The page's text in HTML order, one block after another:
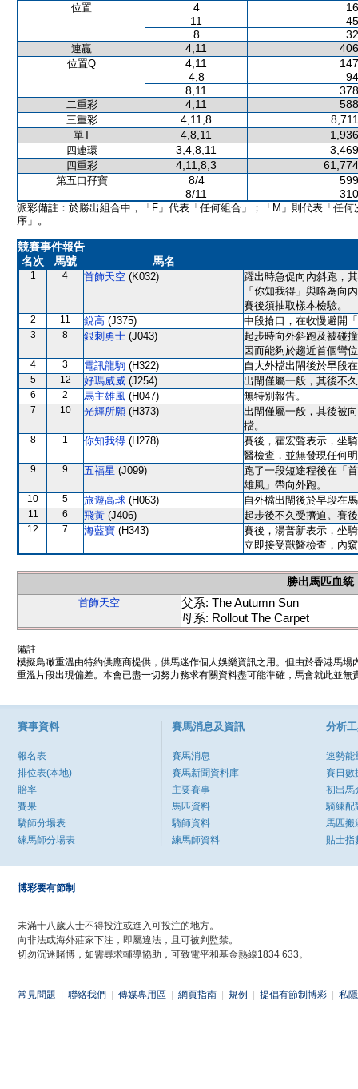
位置 4
11
8
連贏 4,11
位置Q 4,11
4,8
8,11
二重彩 4,11
三重彩 4,11,8
單T 4,8,11
四連環 3,4,8,11
四重彩 4,11,8,3
第五口孖寶 8/4
8/11
派彩備註：於勝出組合中，「F」代表「任何組合」；「M」則代表「任何
序」。
競賽事件報告
名次
馬號 馬名
1 4 首飾天空 (K032)
躍出時急促向內斜跑，
「你知我得」與略為向
賽後須抽取樣本檢驗。
2 11 銳高 (J375) 中段搶口，在收慢避開
3 8 銀刺勇士 (J043)
起步時向外斜跑及被碰
因而能夠於趨近首個彎
4 3 電訊龍駒 (H322) 自大外檔出閘後於早段
5 12 好瑪威威 (J254) 出閘僅屬一般，其後不
6 2 馬主雄風 (H047) 無特別報告。
7 10 光輝所願 (H373)
出閘僅屬一般，其後被
擋。
8 1 你知我得 (H278)
賽後，霍宏聲表示，坐
醫檢查，並無發現任何
9 9 五福星 (J099)
跑了一段短途程後在「
雄風」帶向外跑。
10 5 旅遊高球 (H063) 自外檔出閘後於早段在
11 6 飛黃 (J406) 起步後不久受擠迫。賽
12 7 海藍寶 (H343)
賽後，湯普新表示，坐
立即接受獸醫檢查，內
勝出馬匹血統
首飾天空
父系: The Autumn Sun
母系: Rollout The Carpet
備註
模擬鳥瞰重溫由特約供應商提供，供馬迷作個人娛樂資訊之用。但由於香港馬
重溫片段出現偏差。本會已盡一切努力務求有關資料盡可能準確，馬會就此並
賽事資料
報名表
排位表(本地)
賠率
賽果
騎師分場表
練馬師分場表
賽馬消息及資訊
賽馬消息
賽馬新聞資料庫
主要賽事
馬匹資料
騎師資料
練馬師資料
分析
速勢能
賽日數
初出馬
騎練配
馬匹搬
貼士指
博彩要有節制
未滿十八歲人士不得投注或進入可投注的地方。
向非法或海外莊家下注，即屬違法，且可被判監禁。
切勿沉迷賭博，如需尋求輔導協助，可致電平和基金熱線1834 633。
常見問題 聯絡我們 傳媒專用區 網頁指南 規例 提倡有節制博彩 私